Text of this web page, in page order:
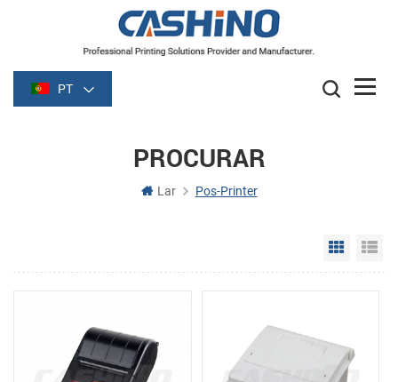
PT
PROCURAR
Lar Pos-Printer
Grid